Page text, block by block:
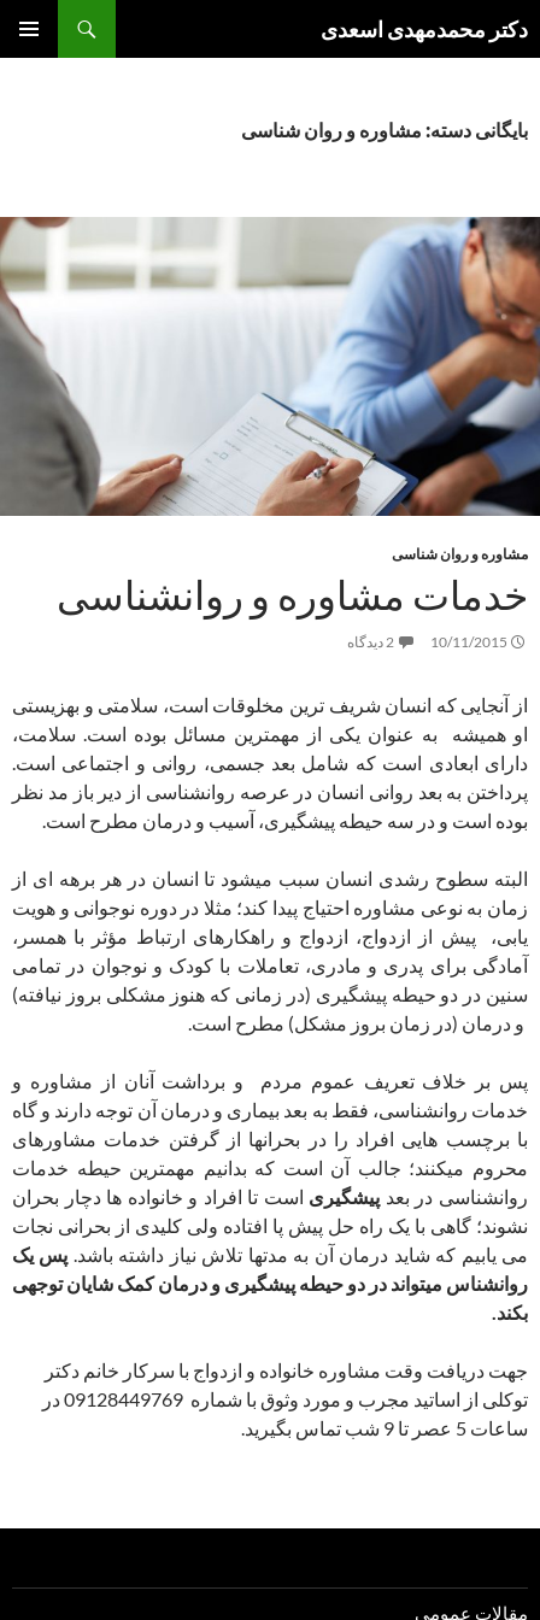
بهدکتر محمدمهدی اسعدی
بایگانی دسته: مشاوره و روان شناسی
مشاوره و روان شناسی
خدمات مشاوره و روانشناسی
10/11/2015 2 دیدگاه
از آنجایی که انسان شریف ترین مخلوقات است، سلامتی و بهزیستی
او همیشه به عنوان یکی از مهمترین مسائل بوده است. سلامت،
دارای ابعادی است که شامل بعد جسمی، روانی و اجتماعی است.
پرداختن به بعد روانی انسان در عرصه روانشناسی از دیر باز مد نظر
بوده است و در سه حیطه پیشگیری، آسیب و درمان مطرح است.
البته سطوح رشدی انسان سبب میشود تا انسان در هر برهه ای از
زمان به نوعی مشاوره احتیاج پیدا کند؛ مثلا در دوره نوجوانی و هویت
یابی، پیش از ازدواج، ازدواج و راهکارهای ارتباط مؤثر با همسر،
آمادگی برای پدری و مادری، تعاملات با کودک و نوجوان در تمامی
سنین در دو حیطه پیشگیری (در زمانی که هنوز مشکلی بروز نیافته)
و درمان (در زمان بروز مشکل) مطرح است.
پس بر خلاف تعریف عموم مردم و برداشت آنان از مشاوره و
خدمات روانشناسی، فقط به بعد بیماری و درمان آن توجه دارند و گاه
با برچسب هایی افراد را در بحرانها از گرفتن خدمات مشاورهای
محروم میکنند؛ جالب آن است که بدانیم مهمترین حیطه خدمات
روانشناسی در بعد پیشگیری است تا افراد و خانواده ها دچار بحران
نشوند؛ گاهی با یک راه حل پیش پا افتاده ولی کلیدی از بحرانی نجات
می یابیم که شاید درمان آن به مدتها تلاش نیاز داشته باشد. پس یک
روانشناس میتواند در دو حیطه پیشگیری و درمان کمک شایان توجهی
بکند.
جهت دریافت وقت مشاوره خانواده و ازدواج با سرکار خانم دکتر
توکلی از اساتید مجرب و مورد وثوق با شماره 09128449769 در
ساعات 5 عصر تا 9 شب تماس بگیرید.
مقالات عمومی